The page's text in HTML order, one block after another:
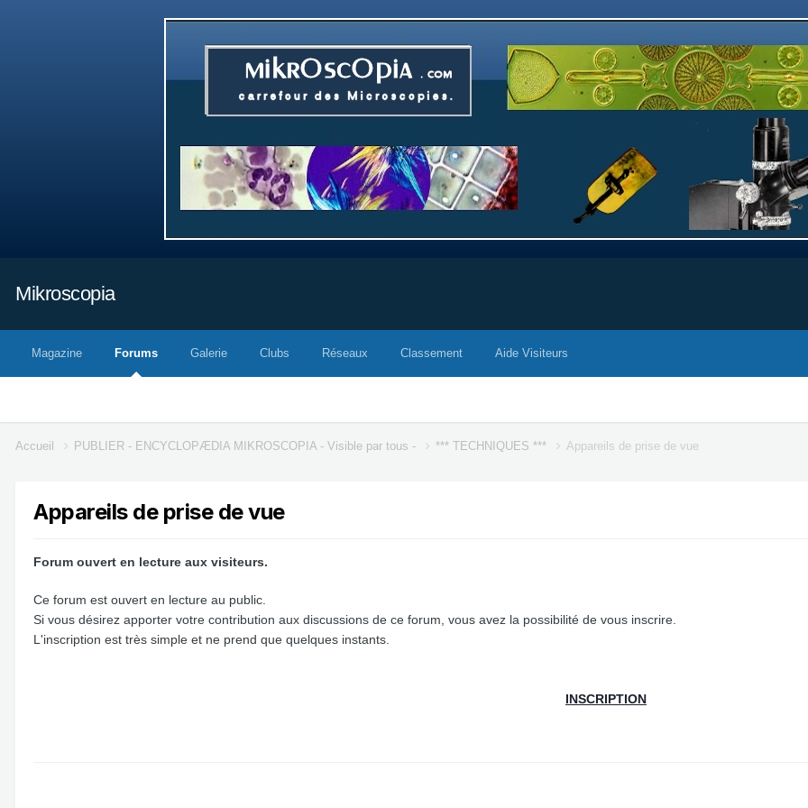
Mikroscopia
Magazine Forums Galerie Clubs Réseaux Classement Aide Visiteurs
Accueil PUBLIER - ENCYCLOPÆDIA MIKROSCOPIA - Visible par tous - *** TECHNIQUES *** Appareils de prise de vue
Appareils de prise de vue
Forum ouvert en lecture aux visiteurs.
Ce forum est ouvert en lecture au public.
Si vous désirez apporter votre contribution aux discussions de ce forum, vous avez la possibilité de vous inscrire.
L'inscription est très simple et ne prend que quelques instants.
INSCRIPTION